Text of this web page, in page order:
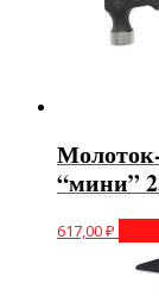
“мини”
617,00₽